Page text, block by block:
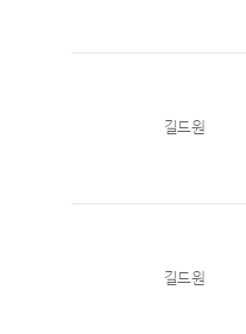
길드원
길드원